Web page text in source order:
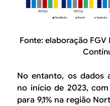
Fonte: elaboração FGV
No entanto, os dados
no início de 2023, com
para 9,1% na região